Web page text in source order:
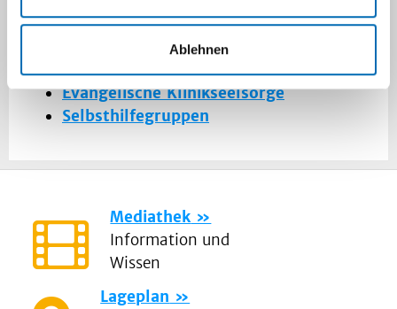
Ablehnen
Palliativmedizin
Katholische Klinikseelsorge
Evangelische Klinikseelsorge
Selbsthilfegruppen
Mediathek
Information und
Wissen
Lageplan